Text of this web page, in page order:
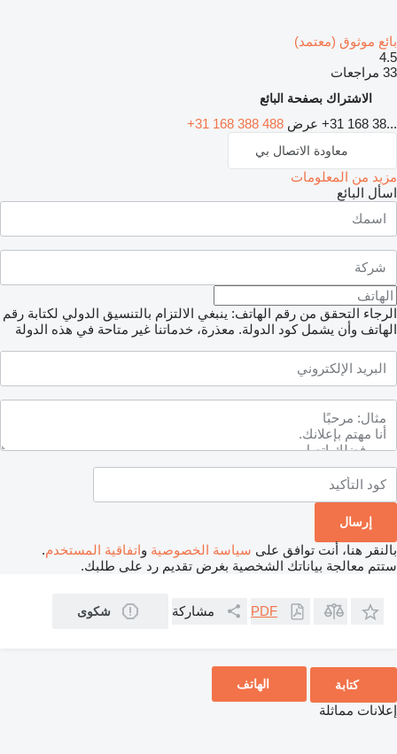
بائع موثوق (معتمد)
4.5
33 مراجعات
الاشتراك بصفحة البائع
+31 168 38... عرض +31 168 388 488
معاودة الاتصال بي
مزيد من المعلومات
اسأل البائع
الرجاء التحقق من رقم الهاتف: ينبغي الالتزام بالتنسيق الدولي لكتابة رقم
الهاتف وأن يشمل كود الدولة. معذرة، خدماتنا غير متاحة في هذه الدولة
بالنقر هنا، أنت توافق على سياسة الخصوصية واتفاقية المستخدم.
ستتم معالجة بياناتك الشخصية بغرض تقديم رد على طلبك.
PDF مشاركة شكوى
كتابة الهاتف
إعلانات مماثلة